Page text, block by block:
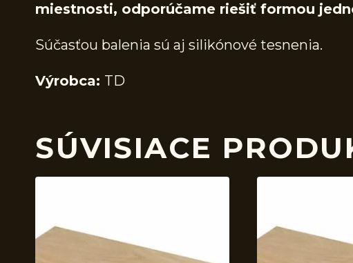
miestnosti, odporúčame riešiť formou
Súčasťou balenia sú aj silikónové tesnenia.
Výrobca: TD
SÚVISIACE